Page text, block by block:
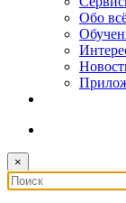
Обо
×